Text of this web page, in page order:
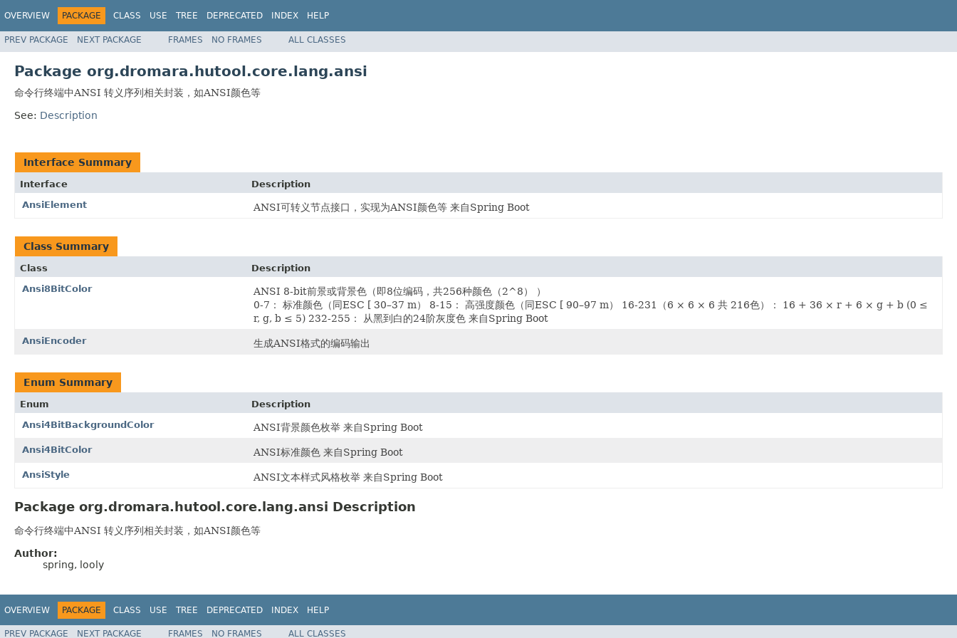
OVERVIEW PACKAGE CLASS USE TREE DEPRECATED INDEX HELP
PREV PACKAGE NEXT PACKAGE FRAMES NO FRAMES ALL CLASSES
Package org.dromara.hutool.core.lang.ansi
命令行终端中ANSI 转义序列相关封装，如ANSI颜色等
See: Description
Interface Summary
Interface
Description
AnsiElement
ANSI可转义节点接口，实现为ANSI颜色等 来自Spring Boot
Class Summary
Class
Description
Ansi8BitColor
ANSI 8-bit前景或背景色（即8位编码，共256种颜色（2^8） ）
0-7： 标准颜色（同ESC [ 30–37 m） 8-15： 高强度颜色（同ESC [ 90–97 m） 16-231（6 × 6 × 6 共 216色）： 16 + 36 × r + 6 × g + b (0 ≤
r, g, b ≤ 5) 232-255： 从黑到白的24阶灰度色 来自Spring Boot
AnsiEncoder 生成ANSI格式的编码输出
Enum Summary
Enum
Description
Ansi4BitBackgroundColor
ANSI背景颜色枚举 来自Spring Boot
Ansi4BitColor ANSI标准颜色 来自Spring Boot
AnsiStyle ANSI文本样式风格枚举 来自Spring Boot
Package org.dromara.hutool.core.lang.ansi Description
命令行终端中ANSI 转义序列相关封装，如ANSI颜色等
Author:
spring, looly
OVERVIEW PACKAGE CLASS USE TREE DEPRECATED INDEX HELP
PREV PACKAGE NEXT PACKAGE FRAMES NO FRAMES ALL CLASSES